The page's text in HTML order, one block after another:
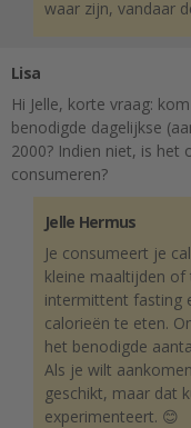
waar zijn, vandaar
Lisa
Hi Jelle, korte vraag:
benodigde dagelijkse
2000? Indien niet, is het
consumeren?
Jelle Hermus
Je consumeert je
kleine maaltijden
intermittent fasting
calorieën te eten.
het benodigde
Als je wilt
geschikt, maar dat
experimenteert. 😊